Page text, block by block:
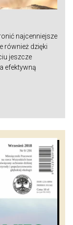
najcenniejsze
również dzięki
jeszcze
efektywną